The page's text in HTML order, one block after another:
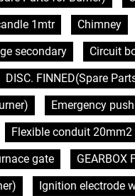
1mtr
Chimney
secondary
Circuit
DISC. FINNED(Spare
Emergency
Flexible conduit 20mm2
gate
GEARBOX
Ignition electrode